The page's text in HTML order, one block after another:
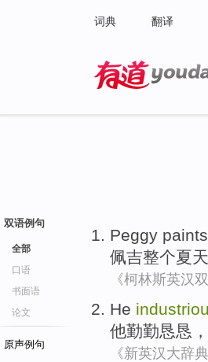
词典 翻译
双语例句
全部
口语
书面语
论文
原声例句
Peggy paints
佩吉整个夏天
《柯林斯英汉
He
他勤勤恳恳 ，
《新英汉大辞典